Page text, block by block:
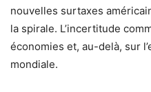
nouvelles surtaxes
la spirale. L’incertitude
économies et, au-delà, sur
mondiale.